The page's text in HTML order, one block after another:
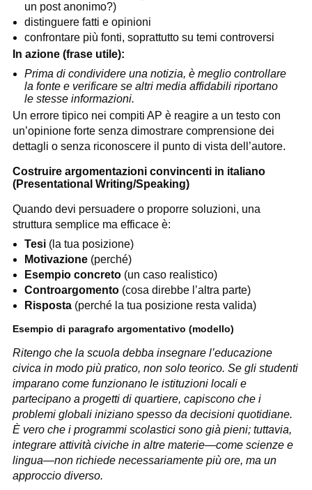
un post anonimo?)
distinguere fatti e opinioni
confrontare più fonti, soprattutto su temi controversi
In azione (frase utile):
Prima di condividere una notizia, è meglio controllare
la fonte e verificare se altri media affidabili riportano
le stesse informazioni.
Un errore tipico nei compiti AP è reagire a un testo con
un’opinione forte senza dimostrare comprensione dei
dettagli o senza riconoscere il punto di vista dell’autore.
Costruire argomentazioni convincenti in italiano
(Presentational Writing/Speaking)
Quando devi persuadere o proporre soluzioni, una
struttura semplice ma efficace è:
Tesi (la tua posizione)
Motivazione (perché)
Esempio concreto (un caso realistico)
Controargomento (cosa direbbe l’altra parte)
Risposta (perché la tua posizione resta valida)
Esempio di paragrafo argomentativo (modello)
Ritengo che la scuola debba insegnare l’educazione
civica in modo più pratico, non solo teorico. Se gli studenti
imparano come funzionano le istituzioni locali e
partecipano a progetti di quartiere, capiscono che i
problemi globali iniziano spesso da decisioni quotidiane.
È vero che i programmi scolastici sono già pieni; tuttavia,
integrare attività civiche in altre materie—come scienze e
lingua—non richiede necessariamente più ore, ma un
approccio diverso.